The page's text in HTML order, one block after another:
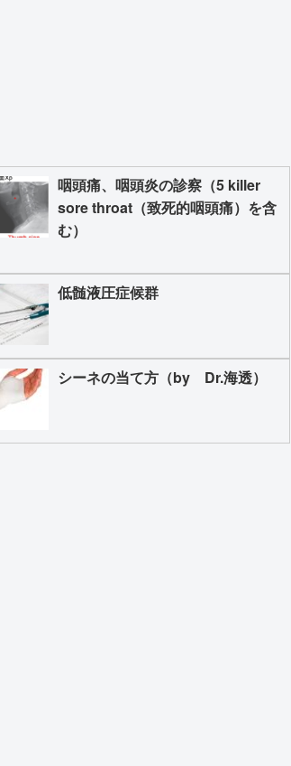
咽頭痛、咽頭炎の診察（5 killer
sore throat（致死的咽頭痛）を含
む）
低髄液圧症候群
シーネの当て方（by Dr.海透）